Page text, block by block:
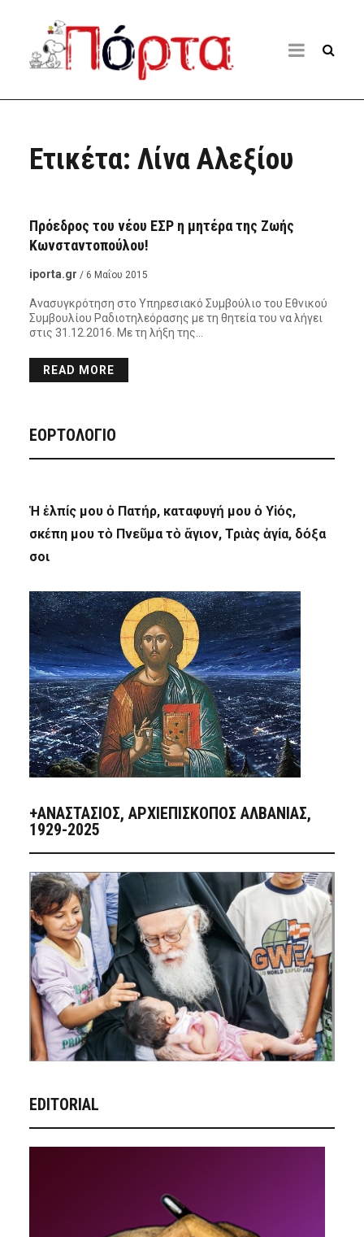
Ετικέτα: Λίνα Αλεξίου
Πρόεδρος του νέου ΕΣΡ η μητέρα της Ζωής
Κωνσταντοπούλου!
iporta.gr / 6 Μαΐου 2015
Ανασυγκρότηση στο Υπηρεσιακό Συμβούλιο του Εθνικού
Συμβουλίου Ραδιοτηλεόρασης με τη θητεία του να λήγει
στις 31.12.2016. Με τη λήξη της…
READ MORE
ΕΟΡΤΟΛΟΓΙΟ
Ἡ ἐλπίς μου ὁ Πατήρ, καταφυγή μου ὁ Υἱός,
σκέπη μου τὸ Πνεῦμα τὸ ἅγιον, Τριὰς ἁγία, δόξα
σοι
+ΑΝΑΣΤΆΣΙΟΣ, ΑΡΧΙΕΠΊΣΚΟΠΟΣ ΑΛΒΑΝΊΑΣ,
1929-2025
EDITORIAL